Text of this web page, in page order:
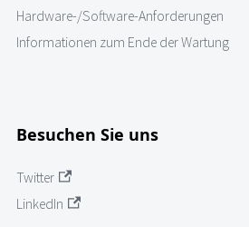
Hardware-/Software-Anforderungen
Informationen zum Ende der Wartung
Besuchen Sie uns
Twitter
LinkedIn